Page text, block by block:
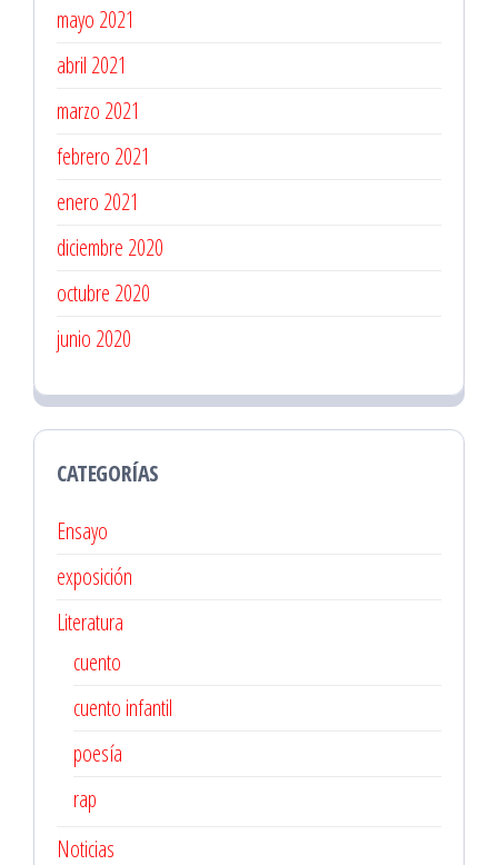
mayo 2021
abril 2021
marzo 2021
febrero 2021
enero 2021
diciembre 2020
octubre 2020
junio 2020
CATEGORÍAS
Ensayo
exposición
Literatura
cuento
cuento infantil
poesía
rap
Noticias